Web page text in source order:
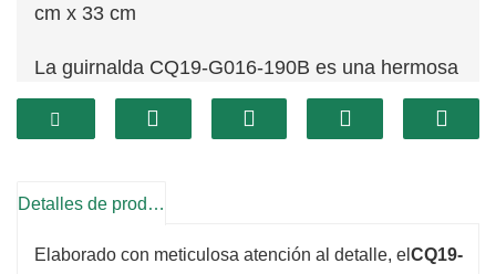
cm x 33 cm
La guirnalda CQ19-G016-190B es una hermosa
adición a la decoración navideña. Esta
impresionante pieza, que mide 190 cm,
vibrante, diseñado para parecerse a árboles de
repisas de chimenea, enmarcar puertas o
Detalles de producto
Elaborado con meticulosa atención al detalle, el CQ19-